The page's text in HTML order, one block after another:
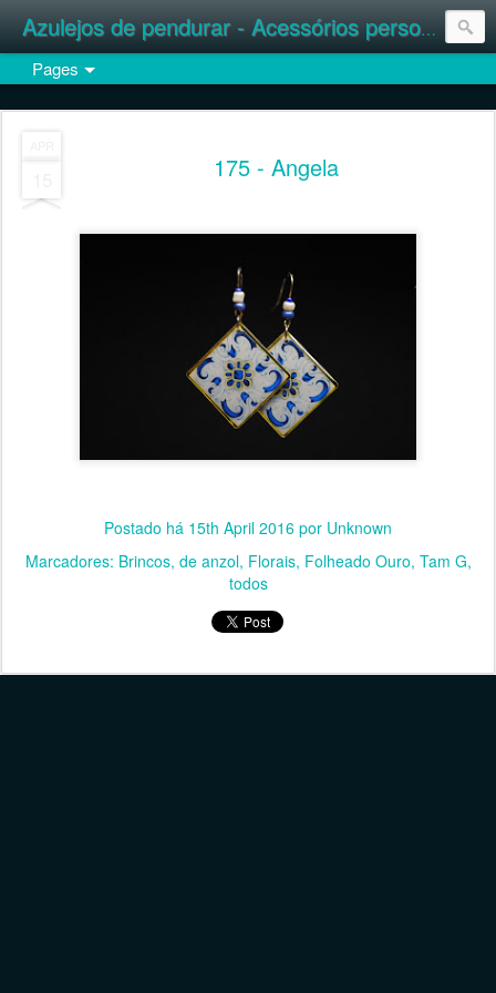
Azulejos de pendurar - Acessórios personalizados
Pages
175 - Angela
Postado há 15th April 2016 por Unknown
Marcadores: Brincos de anzol Florais Folheado Ouro Tam G
todos